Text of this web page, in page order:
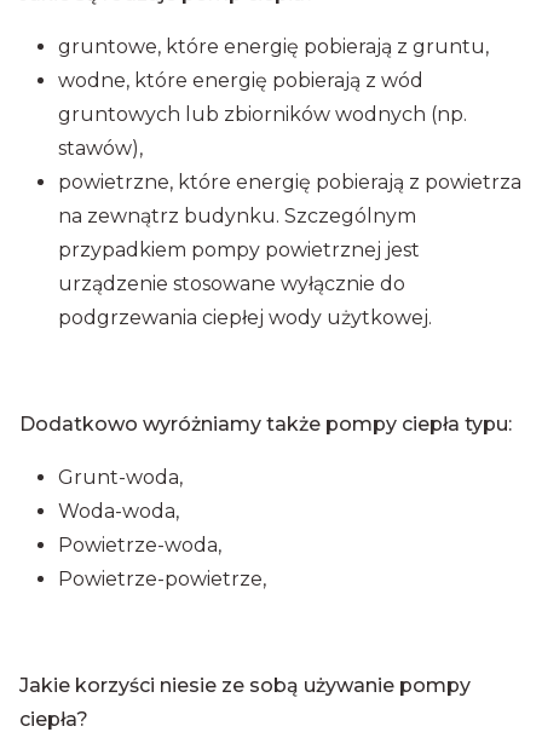
gruntowe, które energię pobierają z gruntu,
wodne, które energię pobierają z wód
gruntowych lub zbiorników wodnych (np.
stawów),
powietrzne, które energię pobierają z powietrza
na zewnątrz budynku. Szczególnym
przypadkiem pompy powietrznej jest
urządzenie stosowane wyłącznie do
podgrzewania ciepłej wody użytkowej.
Dodatkowo wyróżniamy także pompy ciepła typu:
Grunt-woda,
Woda-woda,
Powietrze-woda,
Powietrze-powietrze,
Jakie korzyści niesie ze sobą używanie pompy
ciepła?